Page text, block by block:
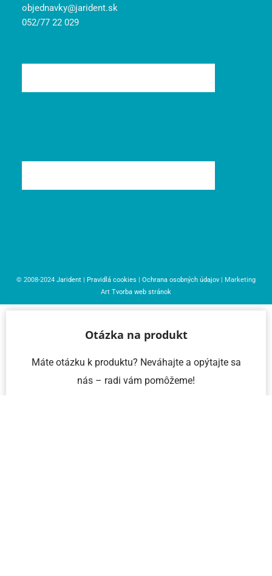
objednavky@jarident.sk
052/77 22 029
© 2008-2024 Jarident | Pravidlá cookies | Ochrana osobných údajov | Marketing
Art Tvorba web stránok
Otázka na produkt
Máte otázku k produktu? Neváhajte a opýtajte sa
nás – radi vám pomôžeme!